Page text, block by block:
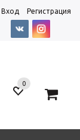
Вход Регистрация
0